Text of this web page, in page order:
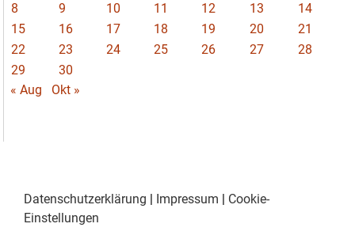
8
9 10 11 12 13
14
15
16 17 18 19 20
21
22
23 24 25 26 27
28
29
30
« Aug
Okt »
Datenschutzerklärung | Impressum | Cookie-
Einstellungen